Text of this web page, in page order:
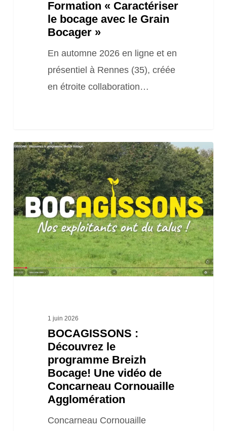
Formation « Caractériser
le bocage avec le Grain
Bocager »
En automne 2026 en ligne et en
présentiel à Rennes (35), créée
en étroite collaboration…
BOCAGISSONS
:
Découvrez
le
programme
Breizh
Bocage!
Une
Concarneau
Cornouaille
Agglomération
1 juin 2026
BOCAGISSONS :
Découvrez le
programme Breizh
Bocage! Une vidéo de
Concarneau Cornouaille
Agglomération
Concarneau Cornouaille